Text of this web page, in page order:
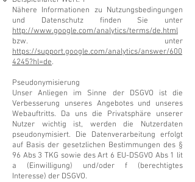
Nähere Informationen zu Nutzungsbedingungen
und Datenschutz finden Sie unter
http://www.google.com/analytics/terms/de.html
bzw. unter
https://support.google.com/analytics/answer/600
4245?hl=de.
Pseudonymisierung
Unser Anliegen im Sinne der DSGVO ist die
Verbesserung unseres Angebotes und unseres
Webauftritts. Da uns die Privatsphäre unserer
Nutzer wichtig ist, werden die Nutzerdaten
pseudonymisiert. Die Datenverarbeitung erfolgt
auf Basis der gesetzlichen Bestimmungen des §
96 Abs 3 TKG sowie des Art 6 EU-DSGVO Abs 1 lit
a (Einwilligung) und/oder f (berechtigtes
Interesse) der DSGVO.